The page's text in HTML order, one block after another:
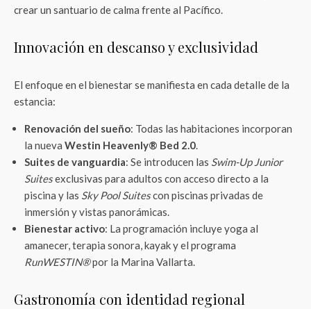
crear un santuario de calma frente al Pacífico.
Innovación en descanso y exclusividad
El enfoque en el bienestar se manifiesta en cada detalle de la
estancia:
Renovación del sueño: Todas las habitaciones incorporan
la nueva Westin Heavenly® Bed 2.0.
Suites de vanguardia: Se introducen las Swim-Up Junior
Suitesexclusivas para adultos con acceso directo a la
piscina y las Sky Pool Suitescon piscinas privadas de
inmersión y vistas panorámicas.
Bienestar activo: La programación incluye yoga al
amanecer, terapia sonora, kayak y el programa
RunWESTIN®por la Marina Vallarta.
Gastronomía con identidad regional